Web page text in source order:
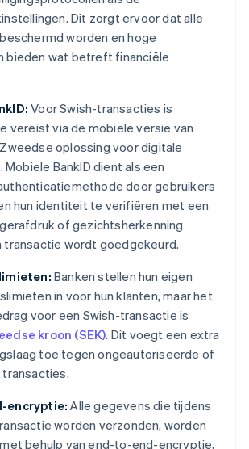
Dit zorgt ervoor dat alle
worden en hoge
bieden wat betreft financiële
Voor Swish-transacties is
vereist via de mobiele versie van
Zweedse oplossing voor digitale
BankID dient als een
door gebruikers
hun identiteit te verifiëren met een
of gezichtsherkenning
transactie wordt goedgekeurd.
Banken stellen hun eigen
in voor hun klanten, maar het
voor een Swish-transactie is
kroon (SEK). Dit voegt een extra
toe tegen ongeautoriseerde of
encryptie: Alle gegevens die tijdens
worden verzonden, worden
behulp van end-to-end-encryptie,